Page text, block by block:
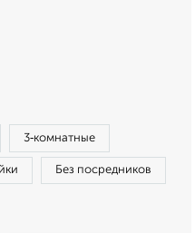
3‑комнатные
Без посредников